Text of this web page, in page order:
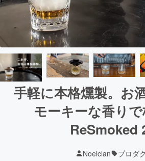
手軽に本格燻製。お
モーキーな香りで
ReSmoked
Noelclan プロダ